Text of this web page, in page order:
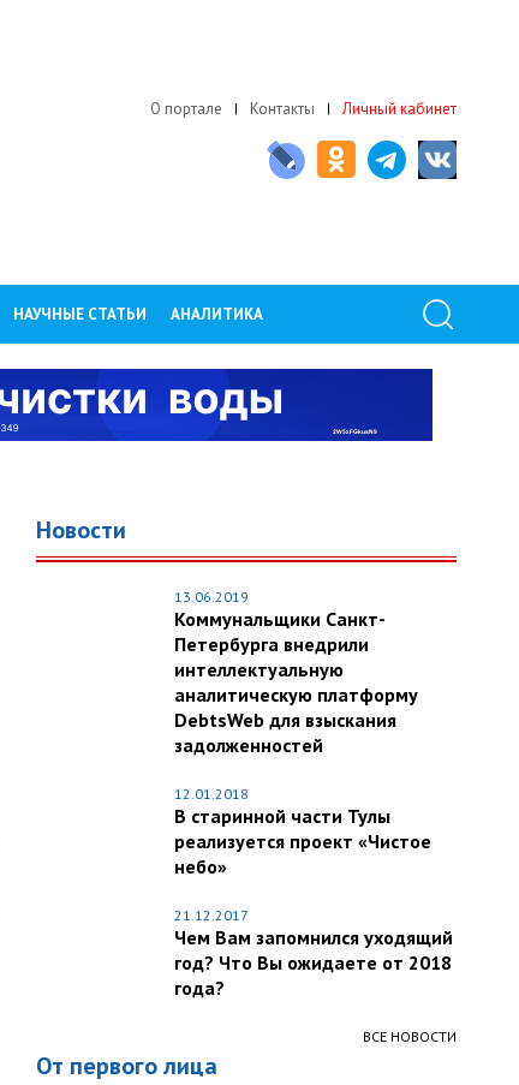
О портале Контакты Личный кабинет
НАУЧНЫЕ СТАТЬИ АНАЛИТИКА
Новости
13.06.2019
Коммунальщики Санкт-
Петербурга внедрили
интеллектуальную
аналитическую платформу
DebtsWeb для взыскания
задолженностей
12.01.2018
В старинной части Тулы
реализуется проект «Чистое
небо»
21.12.2017
Чем Вам запомнился уходящий
год? Что Вы ожидаете от 2018
года?
ВСЕ НОВОСТИ
От первого лица